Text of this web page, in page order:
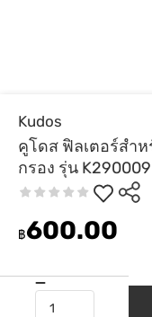
Kudos
คูโดส ฟิลเตอร์สำห
กรอง รุ่น K290009
฿600.00